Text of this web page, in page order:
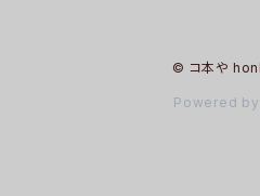
© コ本や
Powered by